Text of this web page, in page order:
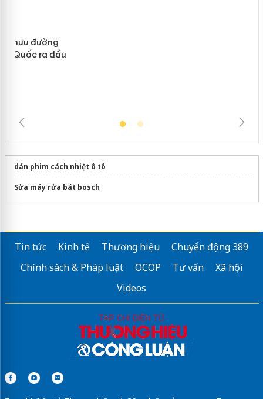
dán phim cách nhiệt ô tô
Sửa máy rửa bát bosch
Tin tức Kinh tế Thương hiệu
Chuyển động 389
Chính sách & Pháp luật
OCOP Tư vấn
Xã hội
Videos